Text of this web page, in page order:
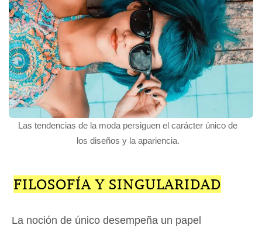
Las tendencias de la moda persiguen el carácter único de
los diseños y la apariencia.
FILOSOFÍA Y SINGULARIDAD
La noción de único desempeña un papel